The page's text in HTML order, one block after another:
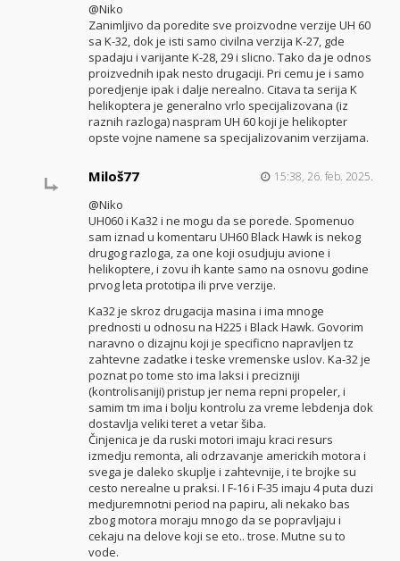
@Niko
Zanimljivo da poredite sve proizvodne verzije UH 60
sa K-32, dok je isti samo civilna verzija K-27, gde
spadaju i varijante K-28, 29 i slicno. Tako da je odnos
proizvednih ipak nesto drugaciji. Pri cemu je i samo
poredjenje ipak i dalje nerealno. Citava ta serija K
helikoptera je generalno vrlo specijalizovana (iz
raznih razloga) naspram UH 60 koji je helikopter
opste vojne namene sa specijalizovanim verzijama.
Miloš77 15:38, 26. feb. 2025.
@Niko
UH060 i Ka32 i ne mogu da se porede. Spomenuo
sam iznad u komentaru UH60 Black Hawk is nekog
drugog razloga, za one koji osudjuju avione i
helikoptere, i zovu ih kante samo na osnovu godine
prvog leta prototipa ili prve verzije.
Ka32 je skroz drugacija masina i ima mnoge
prednosti u odnosu na H225 i Black Hawk. Govorim
naravno o dizajnu koji je specificno napravljen tz
zahtevne zadatke i teske vremenske uslov. Ka-32 je
poznat po tome sto ima laksi i precizniji
(kontrolisaniji) pristup jer nema repni propeler, i
samim tm ima i bolju kontrolu za vreme lebdenja dok
dostavlja veliki teret a vetar šiba.
Činjenica je da ruski motori imaju kraci resurs
izmedju remonta, ali odrzavanje americkih motora i
svega je daleko skuplje i zahtevnije, i te brojke su
cesto nerealne u praksi. I F-16 i F-35 imaju 4 puta duzi
medjuremnotni period na papiru, ali nekako bas
zbog motora moraju mnogo da se popravljaju i
cekaju na delove koji se eto.. trose. Mutne su to
vode.